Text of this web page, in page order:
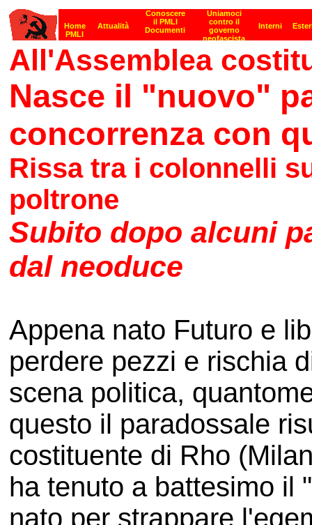
All'Assemblea
Nasce il "nuovo"
concorrenza con
Rissa tra i colonnelli
poltrone
Subito dopo alcuni
dal neoduce
Appena nato Futuro e
perdere pezzi e rischia
scena politica,
questo il paradossale
costituente di Rho
ha tenuto a battesimo il
nato per strappare